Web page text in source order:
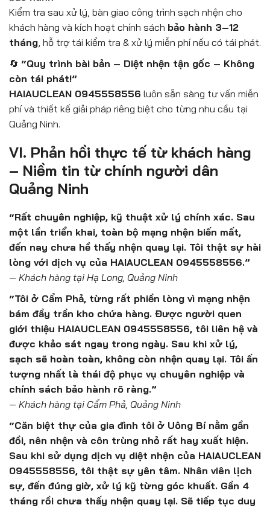
Kiểm tra sau xử lý, bàn giao công trình sạch nhện cho
khách hàng và kích hoạt chính sách bảo hành 3–12
tháng , hỗ trợ tái kiểm tra & xử lý miễn phí nếu có tái phát.
🔄 “Quy trình bài bản – Diệt nhện tận gốc – Không
còn tái phát!”
HAIAUCLEAN 0945558556 luôn sẵn sàng tư vấn miễn
phí và thiết kế giải pháp riêng biệt cho từng nhu cầu tại
Quảng Ninh.
VI. Phản hồi thực tế từ khách hàng
– Niềm tin từ chính người dân
Quảng Ninh
“Rất chuyên nghiệp, kỹ thuật xử lý chính xác. Sau
một lần triển khai, toàn bộ mạng nhện biến mất,
đến nay chưa hề thấy nhện quay lại. Tôi thật sự hài
lòng với dịch vụ của HAIAUCLEAN 0945558556.”
— Khách hàng tại Hạ Long, Quảng Ninh
“Tôi ở Cẩm Phả, từng rất phiền lòng vì mạng nhện
bám đầy trần kho chứa hàng. Được người quen
giới thiệu HAIAUCLEAN 0945558556, tôi liên hệ và
được khảo sát ngay trong ngày. Sau khi xử lý,
sạch sẽ hoàn toàn, không còn nhện quay lại. Tôi ấn
tượng nhất là thái độ phục vụ chuyên nghiệp và
chính sách bảo hành rõ ràng.”
— Khách hàng tại Cẩm Phả, Quảng Ninh
“Căn biệt thự của gia đình tôi ở Uông Bí nằm gần
đồi, nên nhện và côn trùng nhỏ rất hay xuất hiện.
Sau khi sử dụng dịch vụ diệt nhện của HAIAUCLEAN
0945558556, tôi thật sự yên tâm. Nhân viên lịch
sự, đến đúng giờ, xử lý kỹ từng góc khuất. Gần 4
tháng rồi chưa thấy nhện quay lại. Sẽ tiếp tục duy